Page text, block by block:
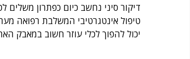
דיקור סיני נחשב כיום כפתרון
טיפול אינטגרטיבי המשלבת רפואה
יכול להפוך לכלי עוזר חשוב במאבק